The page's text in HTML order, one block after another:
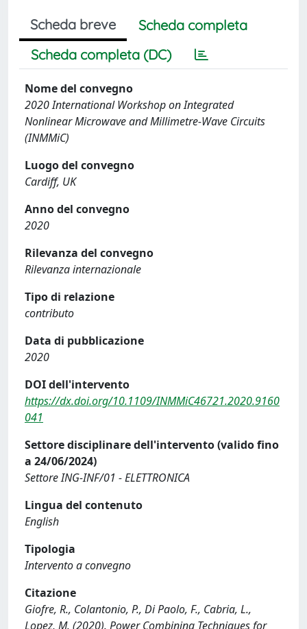
Scheda breve
Scheda completa
Scheda completa (DC)
Nome del convegno
2020 International Workshop on Integrated
Nonlinear Microwave and Millimetre-Wave Circuits
(INMMiC)
Luogo del convegno
Cardiff, UK
Anno del convegno
2020
Rilevanza del convegno
Rilevanza internazionale
Tipo di relazione
contributo
Data di pubblicazione
2020
DOI dell'intervento
https://dx.doi.org/10.1109/INMMiC46721.2020.9160
041
Settore disciplinare dell'intervento (valido fino
a 24/06/2024)
Settore ING-INF/01 - ELETTRONICA
Lingua del contenuto
English
Tipologia
Intervento a convegno
Citazione
Giofre, R., Colantonio, P., Di Paolo, F., Cabria, L.,
Lopez, M. (2020). Power Combining Techniques for